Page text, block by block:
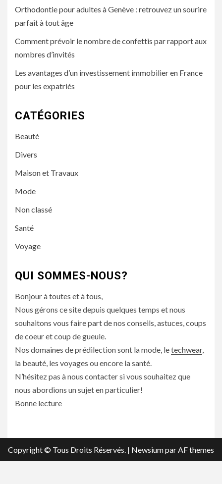
Orthodontie pour adultes à Genève : retrouvez un sourire
parfait à tout âge
Comment prévoir le nombre de confettis par rapport aux
nombres d’invités
Les avantages d’un investissement immobilier en France
pour les expatriés
CATÉGORIES
Beauté
Divers
Maison et Travaux
Mode
Non classé
Santé
Voyage
QUI SOMMES-NOUS?
Bonjour à toutes et à tous,
Nous gérons ce site depuis quelques temps et nous
souhaitons vous faire part de nos conseils, astuces, coups
de coeur et coup de gueule.
Nos domaines de prédilection sont la mode, letechwear,
la beauté, les voyages ou encore la santé.
N’hésitez pas à nous contacter si vous souhaitez que
nous abordions un sujet en particulier!
Bonne lecture
Copyright © Tous Droits Réservés. | Newsiumpar AF themes